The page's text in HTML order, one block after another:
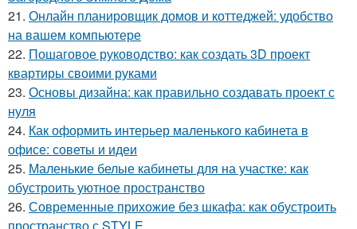
21. Онлайн планировщик домов и коттеджей: удобство
на вашем компьютере
22. Пошаговое руководство: как создать 3D проект
квартиры своими руками
23. Основы дизайна: как правильно создавать проект с
нуля
24. Как оформить интерьер маленького кабинета в
офисе: советы и идеи
25. Маленькие белые кабинеты для на участке: как
обустроить уютное пространство
26. Современные прихожие без шкафа: как обустроить